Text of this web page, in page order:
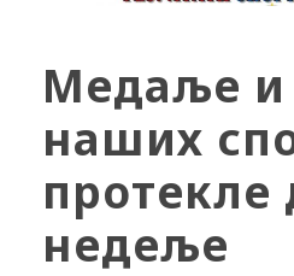
Медаље и
наших
протекле
недеље